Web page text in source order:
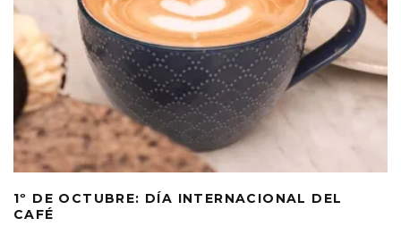
1º DE OCTUBRE: DÍA INTERNACIONAL DEL
CAFÉ